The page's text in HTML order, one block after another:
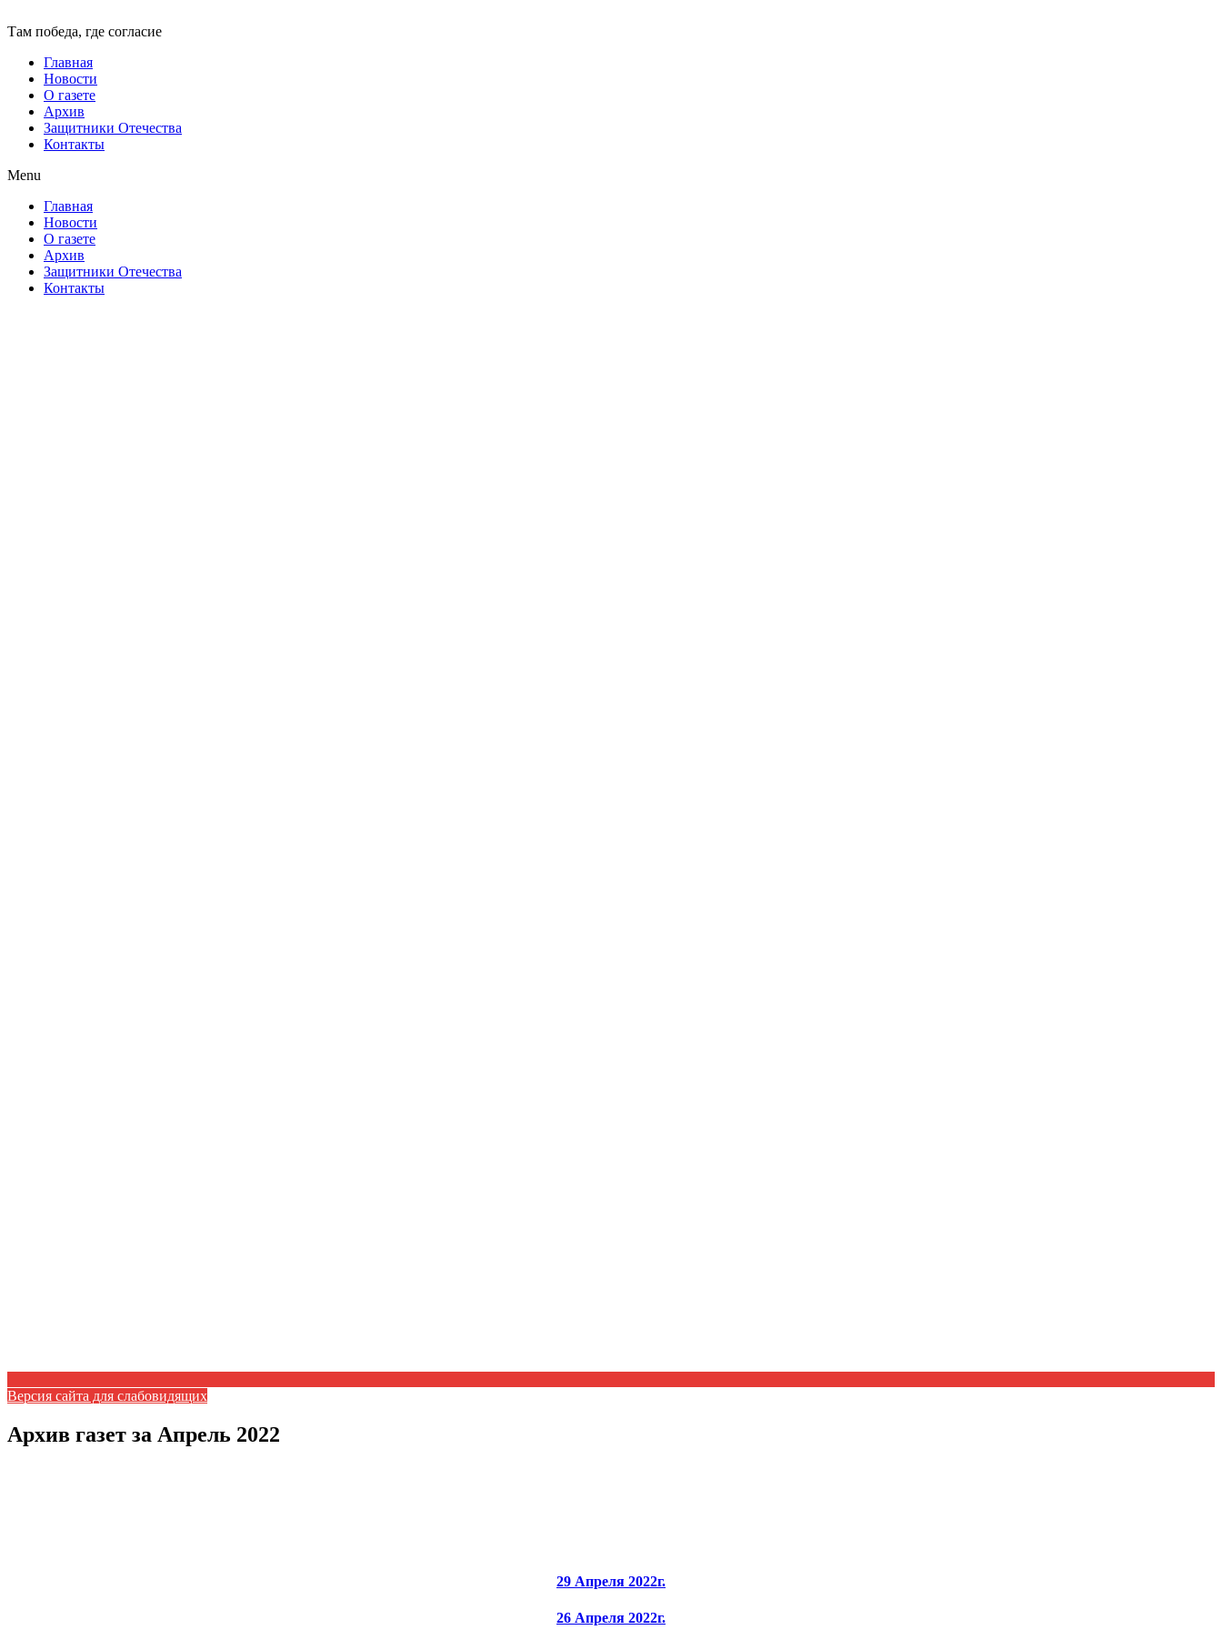
Там победа, где согласие
Главная
Новости
О газете
Архив
Защитники Отечества
Контакты
Menu
Главная
Новости
О газете
Архив
Защитники Отечества
Контакты
Версия сайта для слабовидящих
Архив газет за Апрель 2022
29 Апреля 2022г.
26 Апреля 2022г.